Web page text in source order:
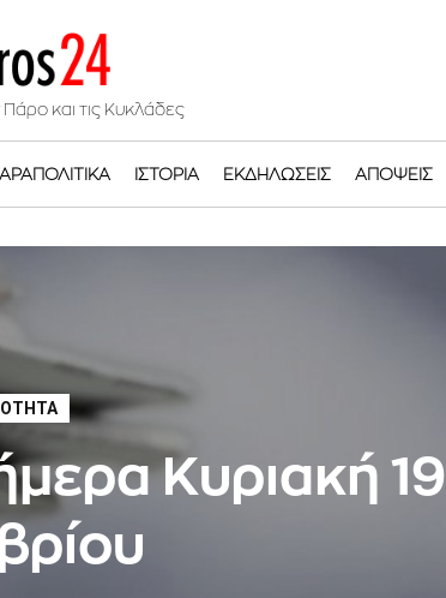
Πάρο και τις Κυκλάδες
ΙΣΤΟΡΊΑ ΕΚΔΗΛΏΣΕΙΣ ΑΠΌΨΕΙΣ
Κυριακή 19